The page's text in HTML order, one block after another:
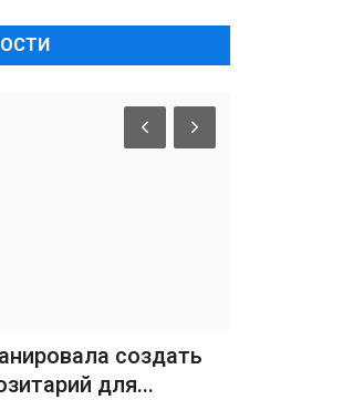
создать
для...